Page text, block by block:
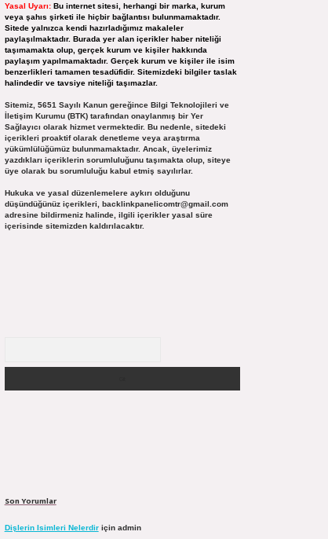
Yasal Uyarı: Bu internet sitesi, herhangi bir marka, kurum
veya şahıs şirketi ile hiçbir bağlantısı bulunmamaktadır.
Sitede yalnızca kendi hazırladığımız makaleler
paylaşılmaktadır. Burada yer alan içerikler haber niteliği
taşımamakta olup, gerçek kurum ve kişiler hakkında
paylaşım yapılmamaktadır. Gerçek kurum ve kişiler ile isim
benzerlikleri tamamen tesadüfidir. Sitemizdeki bilgiler taslak
halindedir ve tavsiye niteliği taşımazlar.
Sitemiz, 5651 Sayılı Kanun gereğince Bilgi Teknolojileri ve
İletişim Kurumu (BTK) tarafından onaylanmış bir Yer
Sağlayıcı olarak hizmet vermektedir. Bu nedenle, sitedeki
içerikleri proaktif olarak denetleme veya araştırma
yükümlülüğümüz bulunmamaktadır. Ancak, üyelerimiz
yazdıkları içeriklerin sorumluluğunu taşımakta olup, siteye
üye olarak bu sorumluluğu kabul etmiş sayılırlar.
Hukuka ve yasal düzenlemelere aykırı olduğunu
düşündüğünüz içerikleri, backlinkpanelicomtr@gmail.com
adresine bildirmeniz halinde, ilgili içerikler yasal süre
içerisinde sitemizden kaldırılacaktır.
Son Yorumlar
Dişlerin Isimleri Nelerdiriçin admin